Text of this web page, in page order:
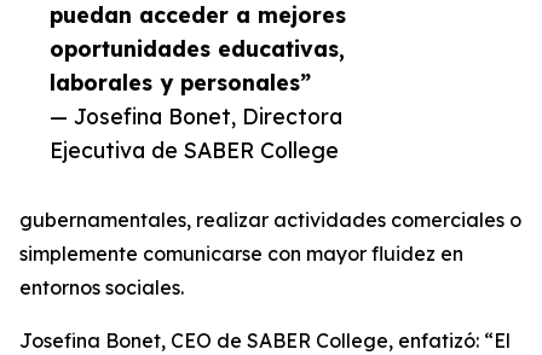
puedan acceder a mejores
oportunidades educativas,
laborales y personales”
— Josefina Bonet, Directora
Ejecutiva de SABER College
gubernamentales, realizar actividades comerciales o
simplemente comunicarse con mayor fluidez en
entornos sociales.
Josefina Bonet, CEO de SABER College, enfatizó: “El